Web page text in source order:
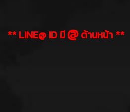
** LINE@ ID มี @ด้านหน้า **